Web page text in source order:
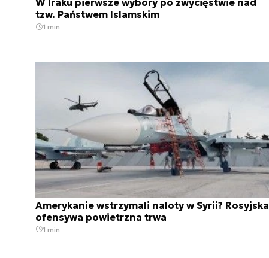
W Iraku pierwsze wybory po zwycięstwie nad
tzw. Państwem Islamskim
1 min.
Amerykanie wstrzymali naloty w Syrii? Rosyjska
ofensywa powietrzna trwa
1 min.